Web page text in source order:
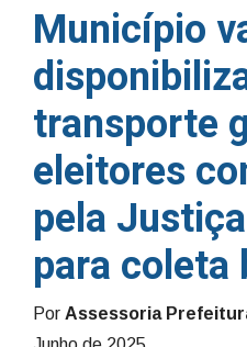
Município
transporte
eleitores
pela
para
Por Assessoria